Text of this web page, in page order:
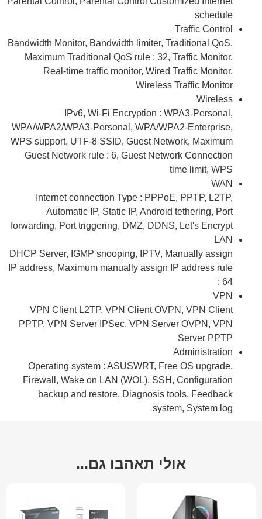
schedule
Traffic Control
Bandwidth Monitor, Bandwidth limiter, Traditional QoS,
Maximum Traditional QoS rule : 32, Traffic Monitor,
Real-time traffic monitor, Wired Traffic Monitor,
Wireless Traffic Monitor
Wireless
IPv6, Wi-Fi Encryption : WPA3-Personal,
WPA/WPA2/WPA3-Personal, WPA/WPA2-Enterprise,
WPS support, UTF-8 SSID, Guest Network, Maximum
Guest Network rule : 6, Guest Network Connection
time limit, WPS
WAN
Internet connection Type : PPPoE, PPTP, L2TP,
Automatic IP, Static IP, Android tethering, Port
forwarding, Port triggering, DMZ, DDNS, Let's Encrypt
LAN
DHCP Server, IGMP snooping, IPTV, Manually assign
IP address, Maximum manually assign IP address rule
: 64
VPN
VPN Client L2TP, VPN Client OVPN, VPN Client
PPTP, VPN Server IPSec, VPN Server OVPN, VPN
Server PPTP
Administration
Operating system : ASUSWRT, Free OS upgrade,
Firewall, Wake on LAN (WOL), SSH, Configuration
backup and restore, Diagnosis tools, Feedback
system, System log
אולי תאהבו גם...